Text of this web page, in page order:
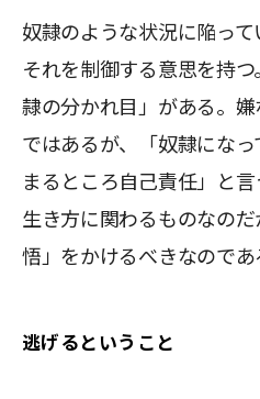
奴隷のような状況に陥って
それを制御する意思を持
隷の分かれ目」がある。
ではあるが、「奴隷にな
まるところ自己責任」と
生き方に関わるものなの
悟」をかけるべきなのであ
逃げるということ